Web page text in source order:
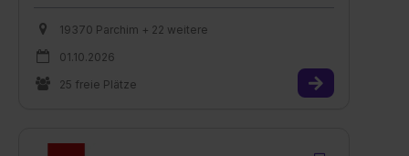
19370 Parchim + 22 weitere
01.10.2026
25 freie Plätze